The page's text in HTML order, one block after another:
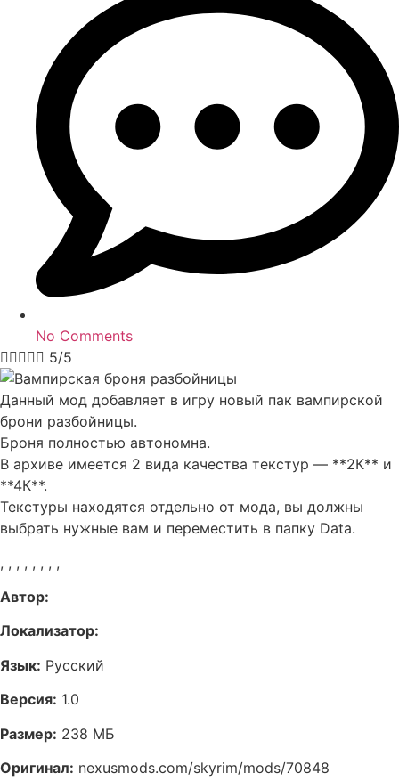
No Comments
 5/5
Данный мод добавляет в игру новый пак вампирской
брони разбойницы.
Броня полностью автономна.
В архиве имеется 2 вида качества текстур — **2К** и
**4К**.
Текстуры находятся отдельно от мода, вы должны
выбрать нужные вам и переместить в папку Data.
, , , , , , , ,
Автор:
Локализатор:
Язык: Русский
Версия: 1.0
Размер: 238 МБ
Оригинал: nexusmods.com/skyrim/mods/70848